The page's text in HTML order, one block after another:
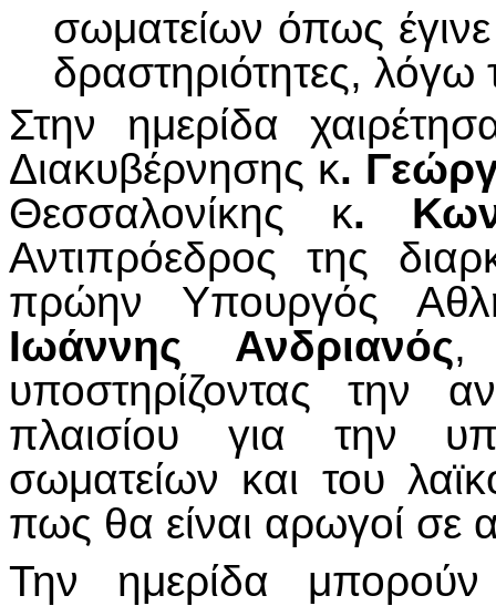
σωματείων όπως
δραστηριότητες, λόγω
Στην ημερίδα
Διακυβέρνησης κ.
Θεσσαλονίκης κ.
Αντιπρόεδρος της
πρώην Υπουργός
Ιωάννης
Ανδριανός,
υποστηρίζοντας την
πλαισίου για την
σωματείων και του
πως θα είναι αρωγοί σε
Την ημερίδα